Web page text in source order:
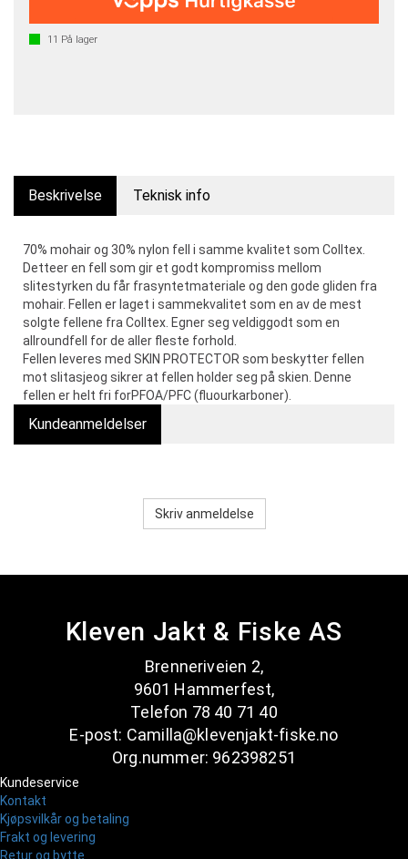
11 På lager
Beskrivelse Teknisk info
70% mohair og 30% nylon fell i samme kvalitet som Colltex.
Detteer en fell som gir et godt kompromiss mellom
slitestyrken du får frasyntetmateriale og den gode gliden fra
mohair. Fellen er laget i sammekvalitet som en av de mest
solgte fellene fra Colltex. Egner seg veldiggodt som en
allroundfell for de aller fleste forhold.
Fellen leveres med SKIN PROTECTOR som beskytter fellen
mot slitasjeog sikrer at fellen holder seg på skien. Denne
fellen er helt fri forPFOA/PFC (fluourkarboner).
Kundeanmeldelser
Skriv anmeldelse
Kleven Jakt & Fiske AS
Brenneriveien 2,
9601 Hammerfest,
Telefon 78 40 71 40
E-post: Camilla@klevenjakt-fiske.no
Org.nummer: 962398251
Kundeservice
Kontakt
Kjøpsvilkår og betaling
Frakt og levering
Retur og bytte